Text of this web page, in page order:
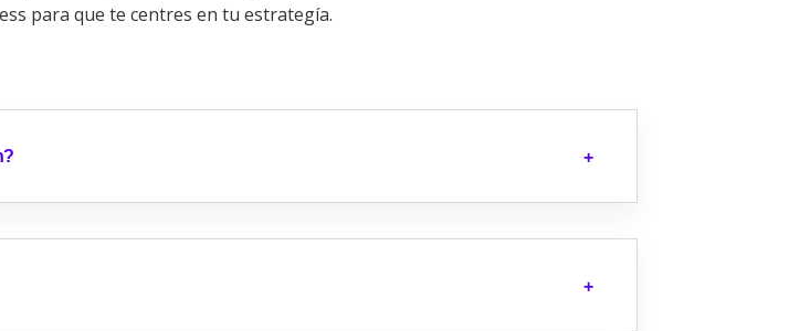
para que te centres en tu estrategía.